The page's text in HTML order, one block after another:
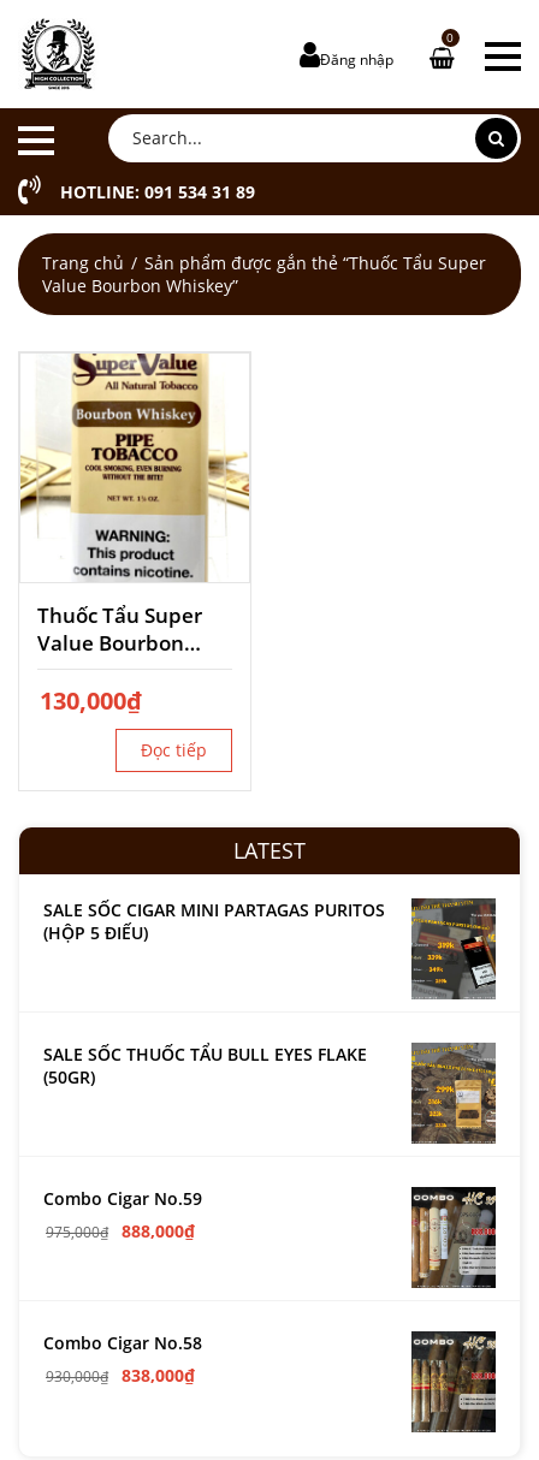
Đăng nhập
0
HOTLINE: 091 534 31 89
Trang chủ
Sản phẩm được gắn thẻ “Thuốc Tẩu Super
Value Bourbon Whiskey”
Thuốc Tẩu Super
Value Bourbon
Whiskey
130,000₫
Đọc tiếp
LATEST
SALE SỐC CIGAR MINI PARTAGAS PURITOS
(HỘP 5 ĐIẾU)
SALE SỐC THUỐC TẨU BULL EYES FLAKE
(50GR)
Combo Cigar No.59
975,000₫ 888,000₫
Combo Cigar No.58
930,000₫ 838,000₫